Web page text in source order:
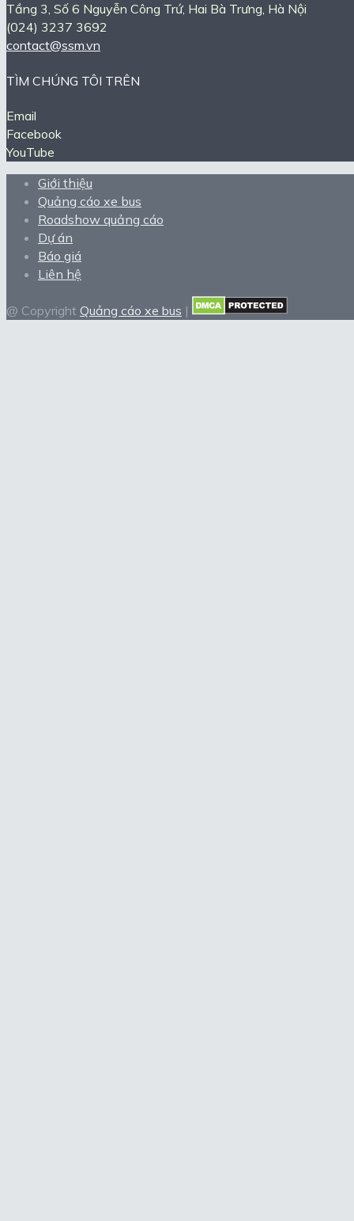
Tầng 3, Số 6 Nguyễn Công Trứ, Hai Bà Trưng, Hà Nội
(024) 3237 3692
contact@ssm.vn
TÌM CHÚNG TÔI TRÊN
Email
Facebook
YouTube
Giới thiệu
Quảng cáo xe bus
Roadshow quảng cáo
Dự án
Báo giá
Liên hệ
@ Copyright Quảng cáo xe bus |